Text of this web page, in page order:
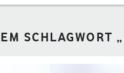
SCHLAGWORT